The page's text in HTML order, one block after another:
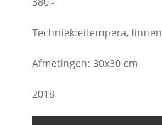
Techniek:eitempera, linnen
Afmetingen: 30x30 cm
2018